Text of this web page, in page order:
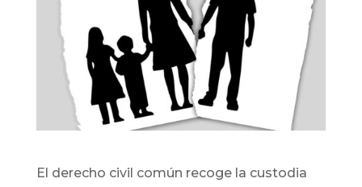
El derecho civil común recoge la custodia